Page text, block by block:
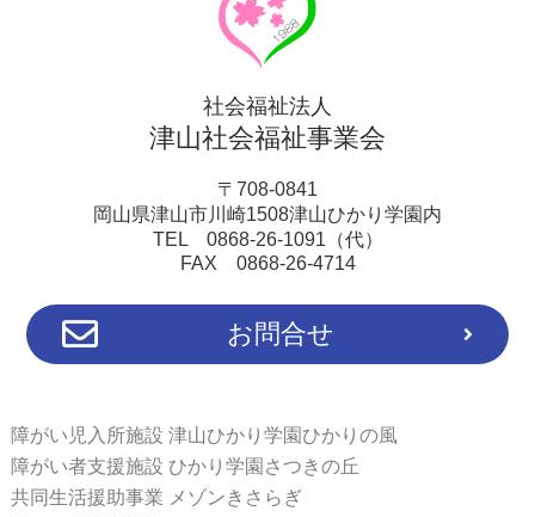
社会福祉法人
津山社会福祉事業会
〒708-0841
岡山県津山市川崎1508津山ひかり学園内
TEL 0868-26-1091（代）
FAX 0868-26-4714
お問合せ
障がい児入所施設 津山ひかり学園ひかりの風
障がい者支援施設 ひかり学園さつきの丘
共同生活援助事業 メゾンきさらぎ